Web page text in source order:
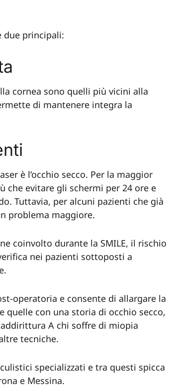
due principali:
cornea sono quelli più vicini alla
di mantenere integra la
è l’occhio secco. Per la maggior
che evitare gli schermi per 24 ore e
Tuttavia, per alcuni pazienti che già
problema maggiore.
coinvolto durante la SMILE, il rischio
nei pazienti sottoposti a
operatoria e consente di allargare la
quelle con una storia di occhio secco,
A chi soffre di miopia
tecniche.
specializzati e tra questi spicca
e Messina.